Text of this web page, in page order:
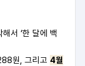
서 ‘한 달에 백
원, 그리고 4월